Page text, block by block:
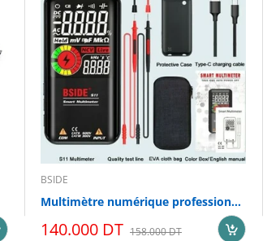
BSIDE
Multimètre numérique professionnel intelligent, condensateur de tension AC, Ohm Diode NCV Hz, testeur EMF, détecteur de rayonnement
140.000 DT 158.000 DT